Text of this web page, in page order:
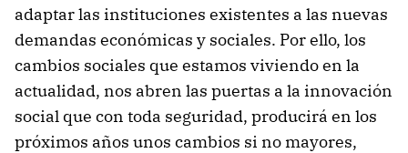
adaptar las instituciones existentes a las nuevas
demandas económicas y sociales. Por ello, los
cambios sociales que estamos viviendo en la
actualidad, nos abren las puertas a la innovación
social que con toda seguridad, producirá en los
próximos años unos cambios si no mayores,